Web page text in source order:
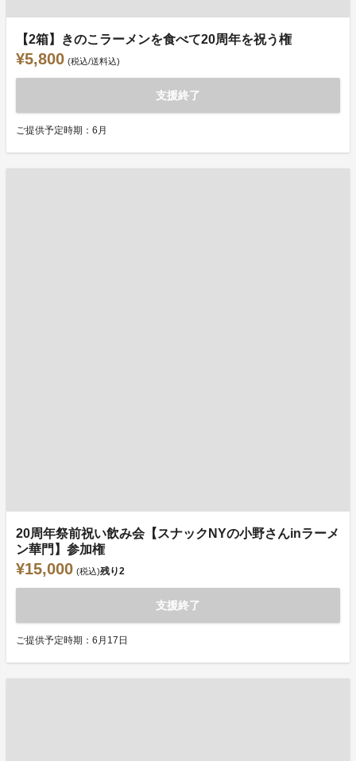
【2箱】きのこラーメンを食べて20周年を祝う権
¥5,800 (税込/送料込)
支援終了
ご提供予定時期：6月
20周年祭前祝い飲み会【スナックNYの小野さんinラーメ
ン華門】参加権
¥15,000 (税込)残り2
支援終了
ご提供予定時期：6月17日